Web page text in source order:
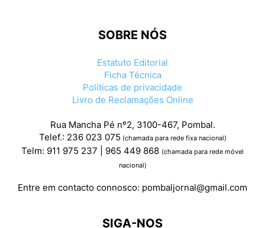
SOBRE NÓS
Estatuto Editorial
Ficha Técnica
Políticas de privacidade
Livro de Reclamações Online
Rua Mancha Pé nº2, 3100-467, Pombal.
Telef.: 236 023 075 (chamada para rede fixa nacional)
Telm: 911 975 237 | 965 449 868 (chamada para rede móvel
nacional)
Entre em contacto connosco: pombaljornal@gmail.com
SIGA-NOS